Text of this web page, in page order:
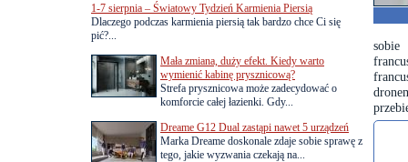
sobie
1-7 sierpnia – Światowy Tydzień Karmienia Piersią
Dlaczego podczas karmienia piersią tak bardzo chce Ci się
pić?...
Mała zmiana, duży efekt. Kiedy warto
wymienić kabinę prysznicową?
Strefa prysznicowa może zadecydować o
komforcie całej łazienki. Gdy...
Dreame G12 Dual zastąpi nawet 5 urządzeń
Marka Dreame doskonale zdaje sobie sprawę z
tego, jakie wyzwania czekają na...